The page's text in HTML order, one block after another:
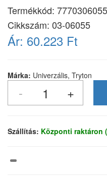
Termékkód:
Cikkszám: 03-06055
Ár: 60.223 Ft
Márka: Univerzális, Tryton
Szállítás: Központi raktáron